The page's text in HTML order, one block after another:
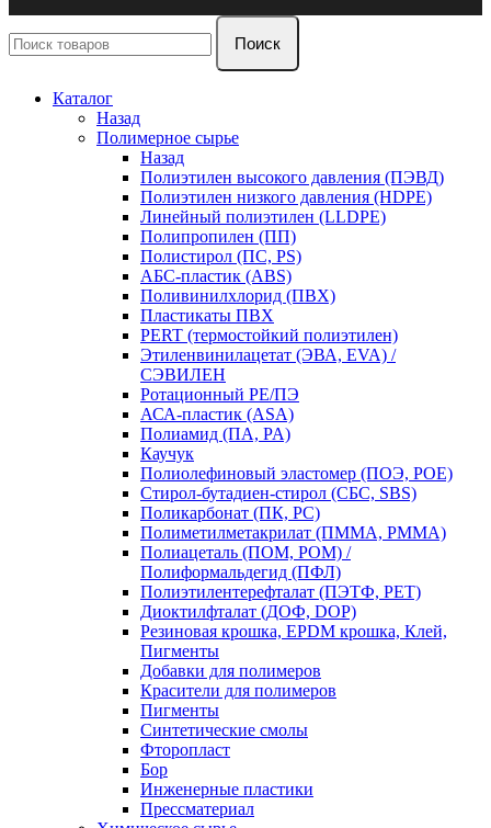
Поиск
Каталог
Назад
Полимерное сырье
Назад
Полиэтилен высокого давления (ПЭВД)
Полиэтилен низкого давления (HDPE)
Линейный полиэтилен (LLDPE)
Полипропилен (ПП)
Полистирол (ПС, PS)
АБС-пластик (ABS)
Поливинилхлорид (ПВХ)
Пластикаты ПВХ
PERT (термостойкий полиэтилен)
Этиленвинилацетат (ЭВА, EVA) /
СЭВИЛЕН
Ротационный PE/ПЭ
АСА-пластик (ASA)
Полиамид (ПА, PA)
Каучук
Полиолефиновый эластомер (ПОЭ, POE)
Стирол-бутадиен-стирол (СБС, SBS)
Поликарбонат (ПК, PC)
Полиметилметакрилат (ПММА, PMMA)
Полиацеталь (ПОМ, POM) /
Полиформальдегид (ПФЛ)
Полиэтилентерефталат (ПЭТФ, PET)
Диоктилфталат (ДОФ, DOP)
Резиновая крошка, EPDM крошка, Клей,
Пигменты
Добавки для полимеров
Красители для полимеров
Пигменты
Синтетические смолы
Фторопласт
Бор
Инженерные пластики
Прессматериал